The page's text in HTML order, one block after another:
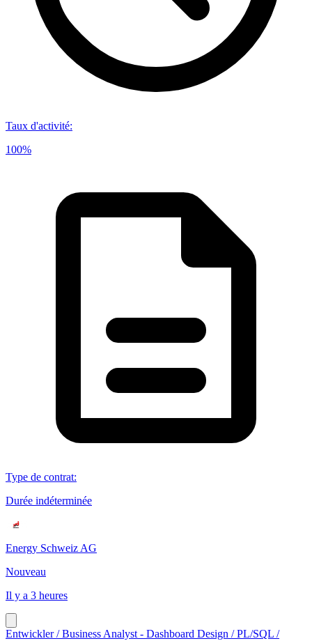
Taux d'activité:
100%
Type de contrat:
Durée indéterminée
Energy Schweiz AG
Nouveau
Il y a 3 heures
Entwickler / Business Analyst - Dashboard Design / PL/SQL /